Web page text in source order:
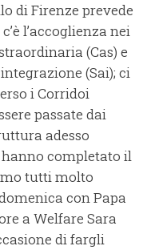
di Firenze prevede
l’accoglienza nei
(Cas) e
(Sai); ci
i Corridoi
passate dai
adesso
completato il
tutti molto
con Papa
a Welfare Sara
di fargli